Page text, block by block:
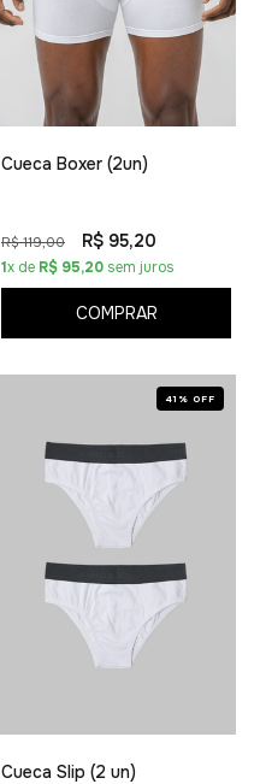
Cueca Boxer (2un)
R$ 119,00 R$ 95,20
1x de R$ 95,20 sem juros
COMPRAR
41% OFF
Cueca Slip (2 un)